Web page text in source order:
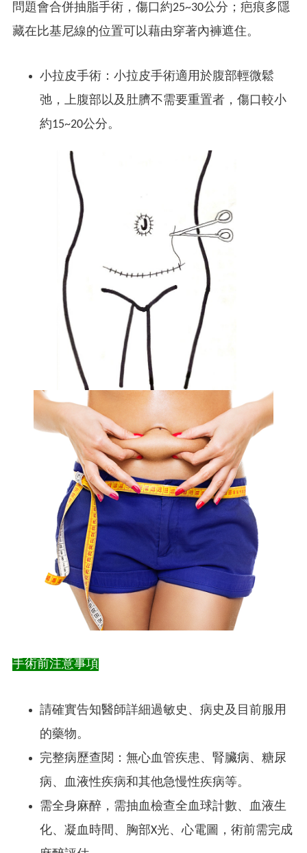
問題會合併抽脂手術，傷口約25~30公分；疤痕多隱
藏在比基尼線的位置可以藉由穿著內褲遮住。
小拉皮手術：小拉皮手術適用於腹部輕微鬆
弛，上腹部以及肚臍不需要重置者，傷口較小
約15~20公分。
手術前注意事項
請確實告知醫師詳細過敏史、病史及目前服用
的藥物。
完整病歷查閱：無心血管疾患、腎臟病、糖尿
病、血液性疾病和其他急慢性疾病等。
需全身麻醉，需抽血檢查全血球計數、血液生
化、凝血時間、胸部X光、心電圖，術前需完成